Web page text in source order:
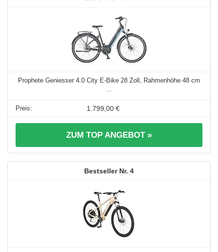
Prophete Geniesser 4.0 City E-Bike 28 Zoll, Rahmenhöhe 48 cm
...
1.799,00 €
ZUM TOP ANGEBOT »
4